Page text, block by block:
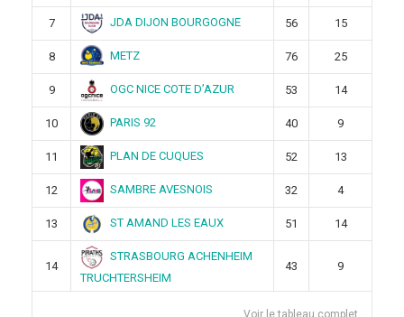
7 JDA DIJON BOURGOGNE 56 15
8 METZ 76 25
9 OGC NICE COTE D’AZUR 53 14
10 PARIS 92 40 9
11 PLAN DE CUQUES 52 13
12 SAMBRE AVESNOIS 32 4
13 ST AMAND LES EAUX 51 14
14
STRASBOURG ACHENHEIM
TRUCHTERSHEIM
43 9
Voir le tableau complet